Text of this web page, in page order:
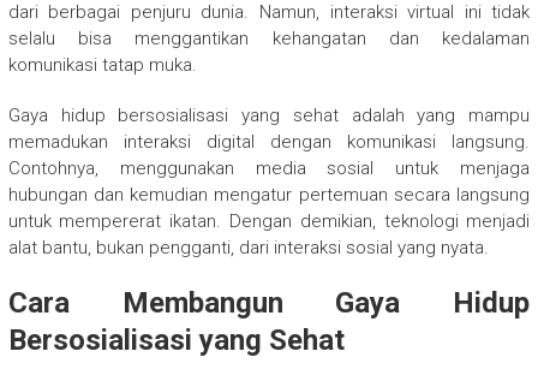
dari berbagai penjuru dunia. Namun, interaksi virtual ini tidak
selalu bisa menggantikan kehangatan dan kedalaman
komunikasi tatap muka.
Gaya hidup bersosialisasi yang sehat adalah yang mampu
memadukan interaksi digital dengan komunikasi langsung.
Contohnya, menggunakan media sosial untuk menjaga
hubungan dan kemudian mengatur pertemuan secara langsung
untuk mempererat ikatan. Dengan demikian, teknologi menjadi
alat bantu, bukan pengganti, dari interaksi sosial yang nyata.
Cara Membangun Gaya Hidup
Bersosialisasi yang Sehat